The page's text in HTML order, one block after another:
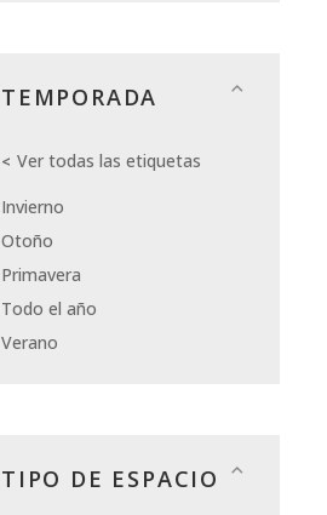
TEMPORADA
Ver todas las etiquetas
Invierno
Otoño
Primavera
Todo el año
Verano
TIPO DE ESPACIO